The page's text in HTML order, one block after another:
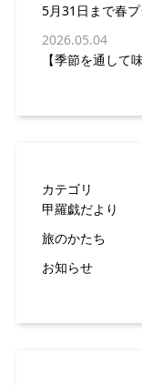
5月31日まで春
2026.05.04
【季節を通して
カテゴリ
甲羅戯だより
旅のかたち
お知らせ